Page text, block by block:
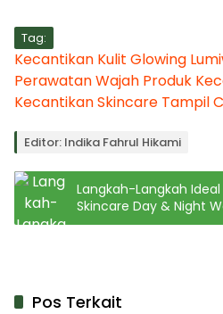
Tag:
Kecantikan Kulit Glowing
Perawatan Wajah Produk
KecantikanSkincare Tampil
Editor: Indika Fahrul Hikami
Langkah-Langkah
Skincare Day & Night
Kamu Tahu!
Pos Terkait
Etalase